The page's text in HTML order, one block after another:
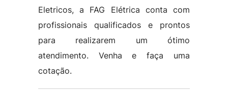
Eletricos, a FAG Elétrica conta com
profissionais qualificados e prontos
para realizarem um ótimo
atendimento. Venha e faça uma
cotação.